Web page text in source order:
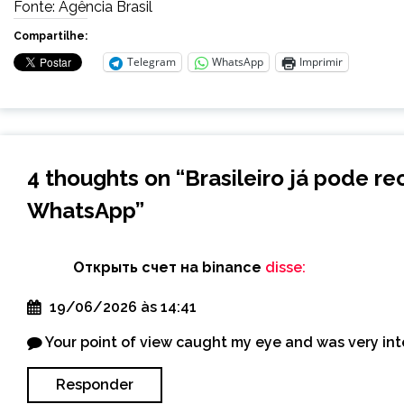
Fonte: Agência Brasil
Compartilhe:
Telegram WhatsApp Imprimir
4 thoughts on “Brasileiro já pode
WhatsApp”
Открыть счет на binance disse:
19/06/2026 às 14:41
Your point of view caught my eye and was very
Responder